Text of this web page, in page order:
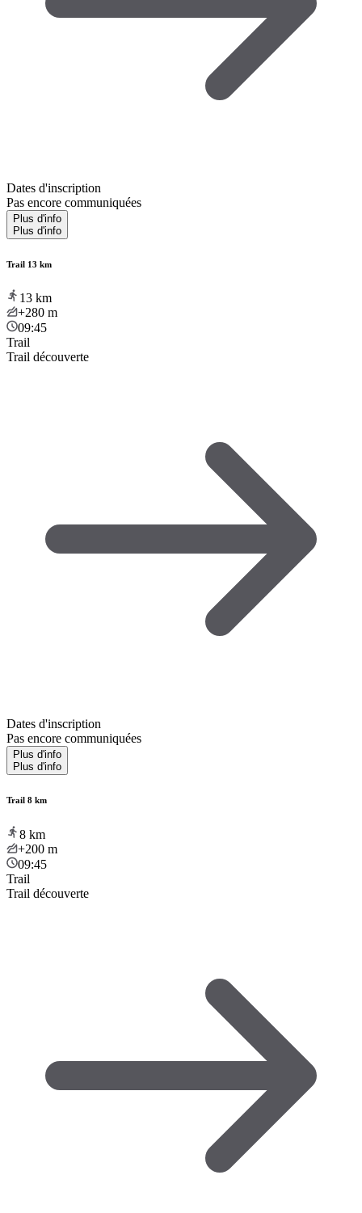
Dates d'inscription
Pas encore communiquées
Plus d'info
Plus d'info
Trail 13 km
13 km
+280 m
09:45
Trail
Trail découverte
Dates d'inscription
Pas encore communiquées
Plus d'info
Plus d'info
Trail 8 km
8 km
+200 m
09:45
Trail
Trail découverte